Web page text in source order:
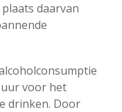
daarvan
voor het
drinken. Door